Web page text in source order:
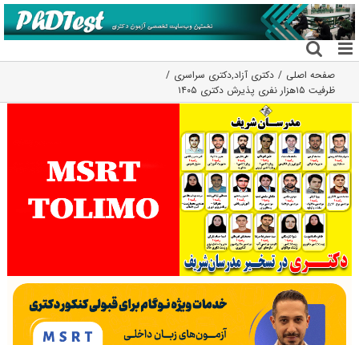
رفتن
به
محتوا
صفحه اصلی دکتری آزاد,دکتری سراسری
ظرفیت ۱۵هزار نفری پذیرش دکتری ۱۴۰۵